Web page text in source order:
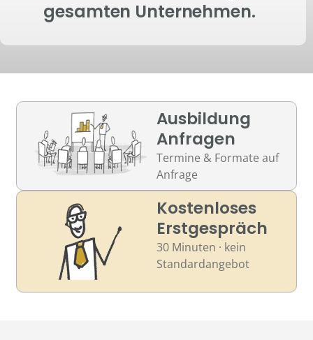
gesamten Unternehmen.
Ausbildung
Anfragen
Termine & Formate auf
Anfrage
Kostenloses
Erstgespräch
30 Minuten · kein
Standardangebot